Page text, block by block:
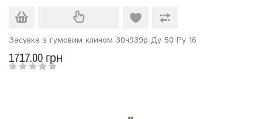
Засувка з гумовим клином 30ч939р Ду 50 Ру 16
1717.00 грн